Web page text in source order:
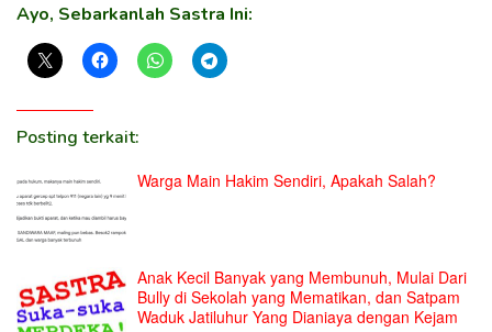
Ayo, Sebarkanlah Sastra Ini:
Posting terkait:
Warga Main Hakim Sendiri, Apakah Salah?
Anak Kecil Banyak yang Membunuh, Mulai Dari
Bully di Sekolah yang Mematikan, dan Satpam
Waduk Jatiluhur Yang Dianiaya dengan Kejam